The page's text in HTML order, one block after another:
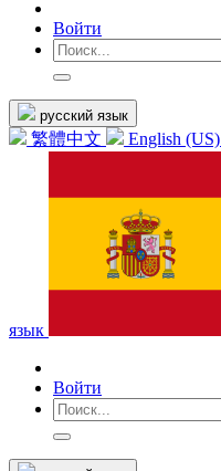
Войти
русский язык
繁體中文 English (US)
язык
Войти